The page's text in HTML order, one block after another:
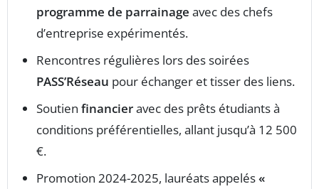
programme de parrainage avec des chefs
d’entreprise expérimentés.
Rencontres régulières lors des soirées
PASS’Réseau pour échanger et tisser des liens.
Soutien financieravec des prêts étudiants à
conditions préférentielles, allant jusqu’à 12 500
€.
Promotion 2024-2025, lauréats appelés«